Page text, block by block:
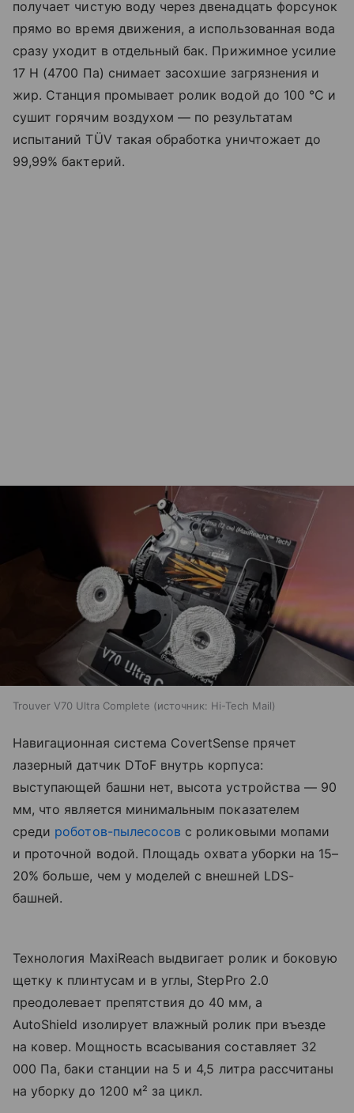
получает чистую воду через двенадцать форсунок
прямо во время движения, а использованная вода
сразу уходит в отдельный бак. Прижимное усилие
17 Н (4700 Па) снимает засохшие загрязнения и
жир. Станция промывает ролик водой до 100 °C и
сушит горячим воздухом — по результатам
испытаний TÜV такая обработка уничтожает до
99,99% бактерий.
Trouver V70 Ultra Complete источник: Hi-Tech Mail
Навигационная система CovertSense прячет
лазерный датчик DToF внутрь корпуса:
выступающей башни нет, высота устройства — 90
мм, что является минимальным показателем
среди роботов-пылесосов с роликовыми мопами
и проточной водой. Площадь охвата уборки на 15–
20% больше, чем у моделей с внешней LDS-
башней.
Технология MaxiReach выдвигает ролик и боковую
щетку к плинтусам и в углы, StepPro 2.0
преодолевает препятствия до 40 мм, а
AutoShield изолирует влажный ролик при въезде
на ковер. Мощность всасывания составляет 32
000 Па, баки станции на 5 и 4,5 литра рассчитаны
на уборку до 1200 м² за цикл.